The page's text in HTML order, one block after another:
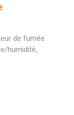
de fumée
humidité,